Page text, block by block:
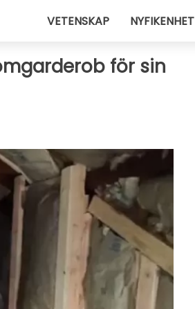
VETENSKAP NYFIKENHET
för sin